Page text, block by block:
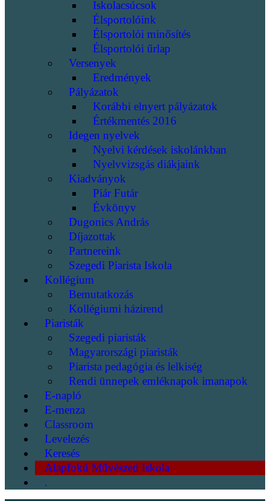
Iskolacsúcsok
Élsportolóink
Élsportolói minősítés
Élsportolói űrlap
Versenyek
Eredmények
Pályázatok
Korábbi elnyert pályázatok
Értékmentés 2016
Idegen nyelvek
Nyelvi kérdések iskolánkban
Nyelvvizsgás diákjaink
Kiadványok
Piár Futár
Évkönyv
Dugonics András
Díjazottak
Partnereink
Szegedi Piarista Iskola
Kollégium
Bemutatkozás
Kollégiumi házirend
Piaristák
Szegedi piaristák
Magyarországi piaristák
Piarista pedagógia és lelkiség
Rendi ünnepek emléknapok imanapok
E-napló
E-menza
Classroom
Levelezés
Keresés
Alapfokú Művészeti Iskola
.